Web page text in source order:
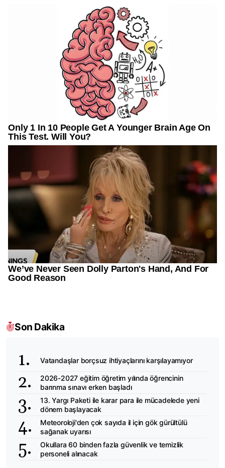
Son Dakika
Vatandaşlar borçsuz ihtiyaçlarını karşılayamıyor
2026-2027 eğitim öğretim yılında öğrencinin
barınma sınavı erken başladı
13. Yargı Paketi ile karar para ile mücadelede yeni
dönem başlayacak
Meteoroloji'den çok sayıda il için gök gürültülü
sağanak uyarısı
Okullara 60 binden fazla güvenlik ve temizlik
personeli alınacak